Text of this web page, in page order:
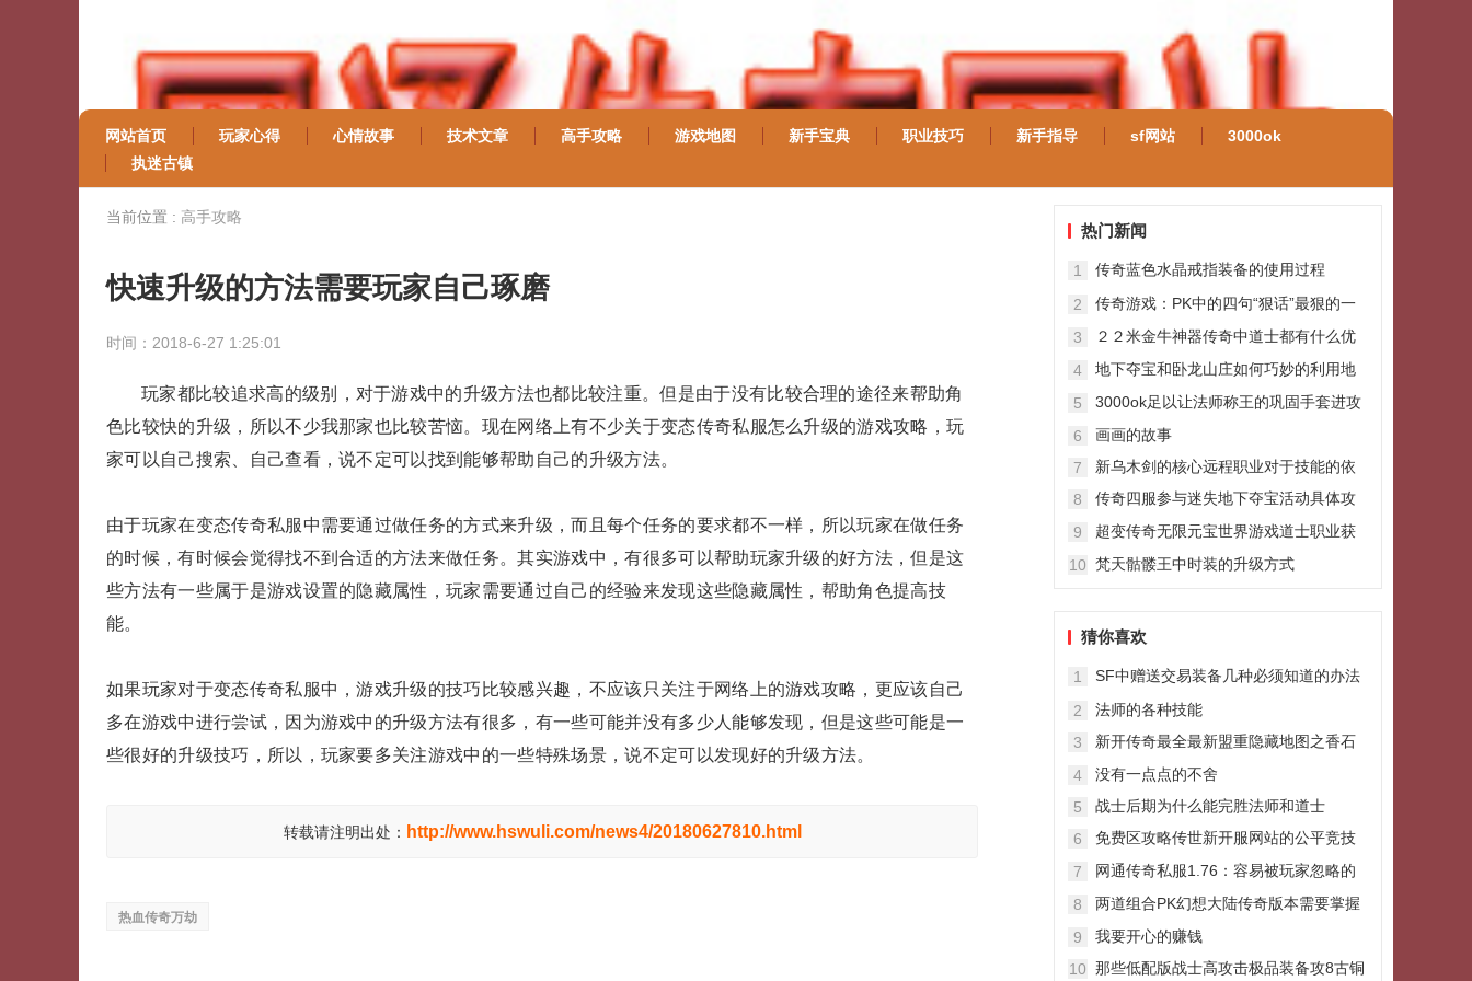
网站首页 玩家心得 心情故事 技术文章 高手攻略 游戏地图 新手宝典 职业技巧 新手指导 sf网站
3000ok
执迷古镇
当前位置 : 高手攻略
快速升级的方法需要玩家自己琢磨
时间：2018-6-27 1:25:01
玩家都比较追求高的级别，对于游戏中的升级方法也都比较注重。但是由于没有比较合理的途径来帮助角
色比较快的升级，所以不少我那家也比较苦恼。现在网络上有不少关于变态传奇私服怎么升级的游戏攻略，玩
家可以自己搜索、自己查看，说不定可以找到能够帮助自己的升级方法。
由于玩家在变态传奇私服中需要通过做任务的方式来升级，而且每个任务的要求都不一样，所以玩家在做任务
的时候，有时候会觉得找不到合适的方法来做任务。其实游戏中，有很多可以帮助玩家升级的好方法，但是这
些方法有一些属于是游戏设置的隐藏属性，玩家需要通过自己的经验来发现这些隐藏属性，帮助角色提高技
能。
如果玩家对于变态传奇私服中，游戏升级的技巧比较感兴趣，不应该只关注于网络上的游戏攻略，更应该自己
多在游戏中进行尝试，因为游戏中的升级方法有很多，有一些可能并没有多少人能够发现，但是这些可能是一
些很好的升级技巧，所以，玩家要多关注游戏中的一些特殊场景，说不定可以发现好的升级方法。
转载请注明出处： http://www.hswuli.com/news4/20180627810.html
热血传奇万劫
热门新闻
1
传奇蓝色水晶戒指装备的使用过程
2
传奇游戏：PK中的四句“狠话”最狠的一
3
２２米金牛神器传奇中道士都有什么优
4
地下夺宝和卧龙山庄如何巧妙的利用地
5
3000ok足以让法师称王的巩固手套进攻
6
画画的故事
7
新乌木剑的核心远程职业对于技能的依
8
传奇四服参与迷失地下夺宝活动具体攻
9
超变传奇无限元宝世界游戏道士职业获
10 梵天骷髅王中时装的升级方式
猜你喜欢
1
SF中赠送交易装备几种必须知道的办法
2
法师的各种技能
3
新开传奇最全最新盟重隐藏地图之香石
4
没有一点点的不舍
5
战士后期为什么能完胜法师和道士
6
免费区攻略传世新开服网站的公平竞技
7
网通传奇私服1.76：容易被玩家忽略的
8
两道组合PK幻想大陆传奇版本需要掌握
9
我要开心的赚钱
10 那些低配版战士高攻击极品装备攻8古铜